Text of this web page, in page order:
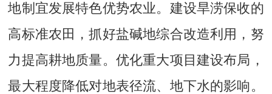
地制宜发展特色优势农业。建设旱涝保收的
高标准农田，抓好盐碱地综合改造利用，努
力提高耕地质量。优化重大项目建设布局，
最大程度降低对地表径流、地下水的影响。